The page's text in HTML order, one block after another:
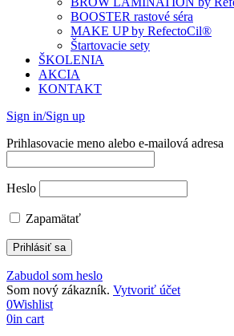
BOOSTER rastové séra
MAKE UP by RefectoCil®
Štartovacie sety
ŠKOLENIA
AKCIA
KONTAKT
Sign in/Sign up
Prihlasovacie meno alebo e-mailová adresa
Heslo
Zapamätať
Zabudol som heslo
Som nový zákazník. Vytvoriť účet
0Wishlist
0in cart